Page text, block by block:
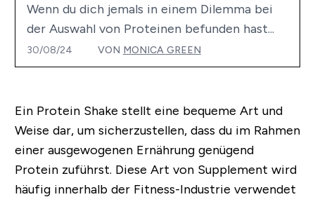
Wenn du dich jemals in einem Dilemma bei
der Auswahl von Proteinen befunden hast...
30/08/24 VON MONICA GREEN
Ein Protein Shake stellt eine bequeme Art und
Weise dar, um sicherzustellen, dass du im Rahmen
einer ausgewogenen Ernährung genügend
Protein zuführst. Diese Art von Supplement wird
häufig innerhalb der Fitness-Industrie verwendet